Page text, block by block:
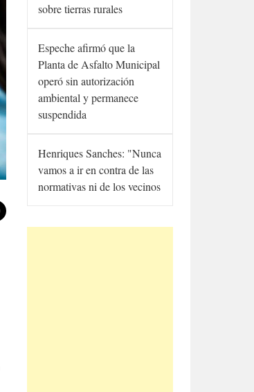
sobre tierras rurales
Espeche afirmó que la
Planta de Asfalto Municipal
operó sin autorización
ambiental y permanece
suspendida
Henriques Sanches: "Nunca
vamos a ir en contra de las
normativas ni de los vecinos